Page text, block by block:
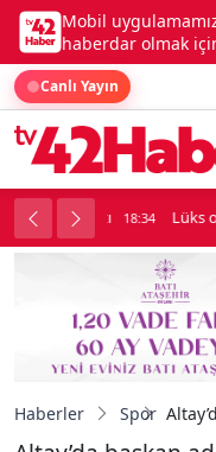
Mobil
haberdar olmak
Canlı Yayın
kavga çıktı 18:34 Lüks
Haberler Spor